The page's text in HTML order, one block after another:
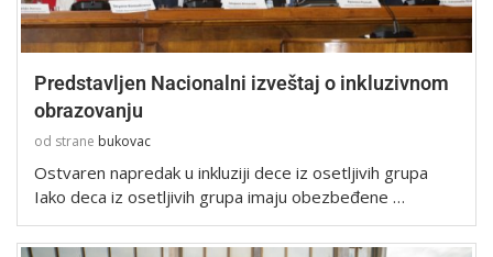
Predstavljen Nacionalni izveštaj o inkluzivnom
obrazovanju
od strane bukovac
Ostvaren napredak u inkluziji dece iz osetljivih grupa
Iako deca iz osetljivih grupa imaju obezbeđene …